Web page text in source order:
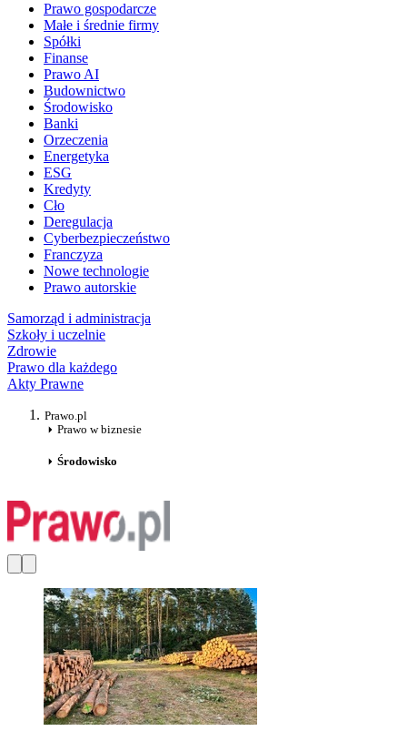
Prawo gospodarcze
Małe i średnie firmy
Spółki
Finanse
Prawo AI
Budownictwo
Środowisko
Banki
Orzeczenia
Energetyka
ESG
Kredyty
Cło
Deregulacja
Cyberbezpieczeństwo
Franczyza
Nowe technologie
Prawo autorskie
Samorząd i administracja
Szkoły i uczelnie
Zdrowie
Prawo dla każdego
Akty Prawne
Prawo.pl
Prawo w biznesie
Środowisko